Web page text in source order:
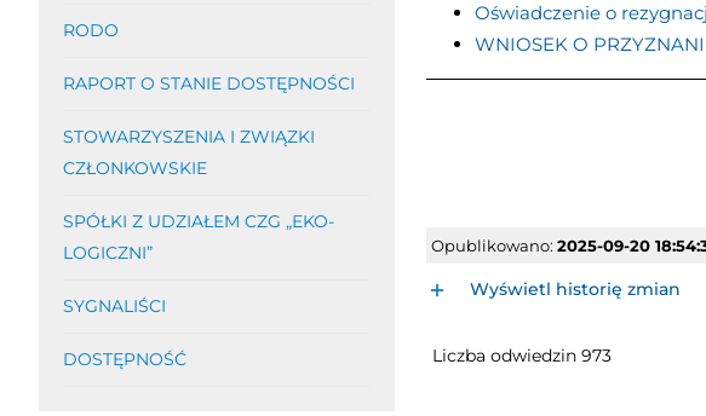
RODO
RAPORT O STANIE DOSTĘPNOŚCI
STOWARZYSZENIA I ZWIĄZKI
CZŁONKOWSKIE
SPÓŁKI Z UDZIAŁEM CZG „EKO-
LOGICZNI”
SYGNALIŚCI
DOSTĘPNOŚĆ
Oświadczenie o
WNIOSEK O
Opublikowano: 2025-09-20
Wyświetl historię zmian
Liczba odwiedzin 973